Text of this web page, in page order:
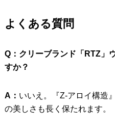
よくある質問
Q：クリーブランド「RTZ」
すか？
A： いいえ。『Z-アロイ構造
の美しさも長く保たれます。